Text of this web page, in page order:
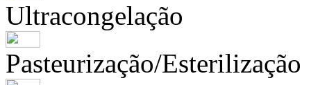
Ultracongelação
Pasteurização/Esterilização